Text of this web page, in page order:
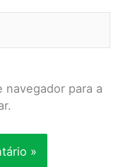
navegador para a